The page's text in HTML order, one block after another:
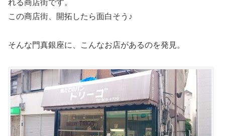
れる商店街です。
この商店街、開拓したら面白そう♪
そんな門真銀座に、こんなお店があるのを発見。